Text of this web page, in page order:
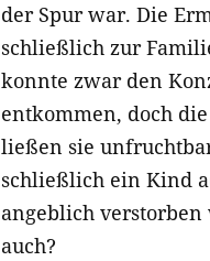
der Spur war. Die
schließlich zur
konnte zwar den
entkommen, doch
ließen sie
schließlich ein Kind
angeblich
auch?